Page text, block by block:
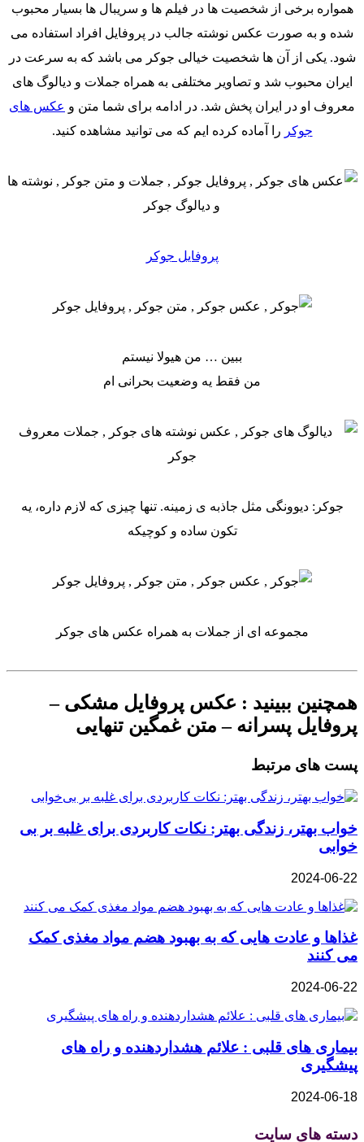
همواره برخی از شخصیت ها در فیلم ها و سریبال ها بسیار محبوب
شده و به صورت عکس نوشته جالب در پروفایل افراد استفاده می
شود. یکی از آن ها شخصیت خیالی جوکر می باشد که به سرعت در
ایران محبوب شد و تصاویر مختلفی به همراه جملات و دیالوگ های
معروف او در ایران پخش شد. در ادامه برای شما متن و عکس های
جوکر را آماده کرده ایم که می توانید مشاهده کنید.
پروفایل جوکر
ببین … من هیولا نیستم
من فقط یه وضعیت بحرانی ام
جوکر: دیوونگی مثل جاذبه ی زمینه. تنها چیزی که لازم داره، یه
تکون ساده و کوچیکه
مجموعه ای از جملات به همراه عکس های جوکر
همچنین ببینید : عکس پروفایل مشکی –
پروفایل پسرانه – متن غمگین تنهایی
پست های مرتبط
خواب بهتر، زندگی بهتر: نکات کاربردی برای غلبه بر بی‌
خوابی
2024-06-22
غذاها و عادت‌ هایی که به بهبود هضم مواد مغذی کمک
می‌ کنند
2024-06-22
بیماری‌ های قلبی : علائم هشداردهنده و راه‌ های
پیشگیری
2024-06-18
دسته های سایت